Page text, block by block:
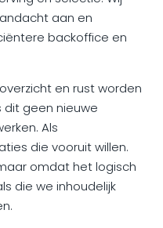
aan en
backoffice en
en rust worden
dit geen nieuwe
Als
die vooruit willen.
omdat het logisch
die we inhoudelijk